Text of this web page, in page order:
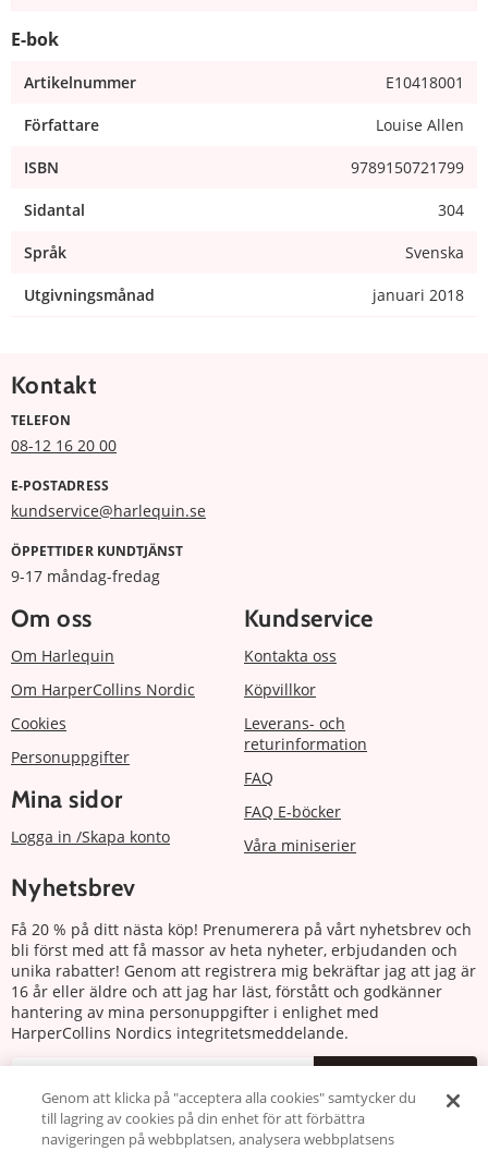
E-bok
Artikelnummer E10418001
Författare Louise Allen
ISBN 9789150721799
Sidantal 304
Språk Svenska
Utgivningsmånad januari 2018
Kontakt
TELEFON
08-12 16 20 00
E-POSTADRESS
kundservice@harlequin.se
ÖPPETTIDER KUNDTJÄNST
9-17 måndag-fredag
Om oss
Om Harlequin
Om HarperCollins Nordic
Cookies
Personuppgifter
Mina sidor
Logga in /Skapa konto
Kundservice
Kontakta oss
Köpvillkor
Leverans- och
returinformation
FAQ
FAQ E-böcker
Våra miniserier
Nyhetsbrev
Få 20 % på ditt nästa köp! Prenumerera på vårt nyhetsbrev och
bli först med att få massor av heta nyheter, erbjudanden och
unika rabatter! Genom att registrera mig bekräftar jag att jag är
16 år eller äldre och att jag har läst, förstått och godkänner
hantering av mina personuppgifter i enlighet med
HarperCollins Nordics integritetsmeddelande.
Följ oss
Genom att klicka på "acceptera alla cookies" samtycker du
till lagring av cookies på din enhet för att förbättra
navigeringen på webbplatsen, analysera webbplatsens